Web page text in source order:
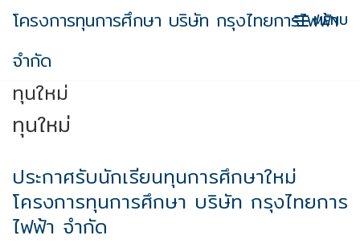
Skip
content
โครงการทุนการศึกษา บริษัท กรุงไทยการไฟฟ้า
จำกัด
MENU
ทุนใหม่
ทุนใหม่
ประกาศรับนักเรียนทุนการศึกษาใหม่
โครงการทุนการศึกษา บริษัท กรุงไทยการ
ไฟฟ้า จำกัด